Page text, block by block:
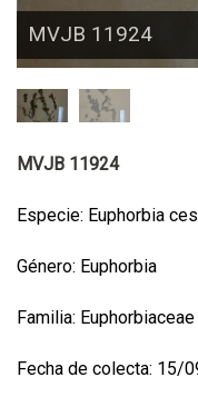
MVJB 11924
MVJB 11924
Especie: Euphorbia
Género: Euphorbia
Familia: Euphorbiaceae
Fecha de colecta: 15/